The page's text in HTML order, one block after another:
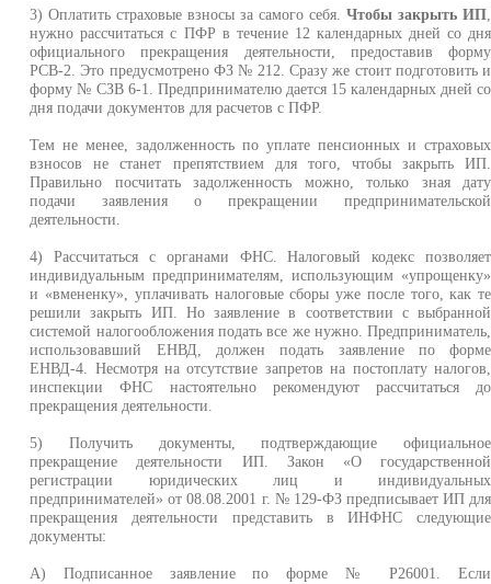
3) Оплатить страховые взносы за самого себя.Чтобы закрыть ИП
нужно рассчитаться с ПФР в течение 12 календарных дней со дня
официального прекращения деятельности, предоставив форму
РСВ-2. Это предусмотрено ФЗ № 212. Сразу же стоит подготовить и
форму № СЗВ 6-1. Предпринимателю дается 15 календарных дней со
дня подачи документов для расчетов с ПФР.
Тем не менее, задолженность по уплате пенсионных и страховых
взносов не станет препятствием для того, чтобы закрыть ИП.
Правильно посчитать задолженность можно, только зная дату
подачи заявления о прекращении предпринимательской
деятельности.
4) Рассчитаться с органами ФНС. Налоговый кодекс позволяет
индивидуальным предпринимателям, использующим «упрощенку»
и «вмененку», уплачивать налоговые сборы уже после того, как те
решили закрыть ИП. Но заявление в соответствии с выбранной
системой налогообложения подать все же нужно. Предприниматель,
использовавший ЕНВД, должен подать заявление по форме
ЕНВД-4. Несмотря на отсутствие запретов на постоплату налогов,
инспекции ФНС настоятельно рекомендуют рассчитаться до
прекращения деятельности.
5) Получить документы, подтверждающие официальное
прекращение деятельности ИП. Закон «О государственной
регистрации юридических лиц и индивидуальных
предпринимателей» от 08.08.2001 г. № 129-ФЗ предписывает ИП для
прекращения деятельности представить в ИНФНС следующие
документы:
А) Подписанное заявление по форме № Р26001. Если